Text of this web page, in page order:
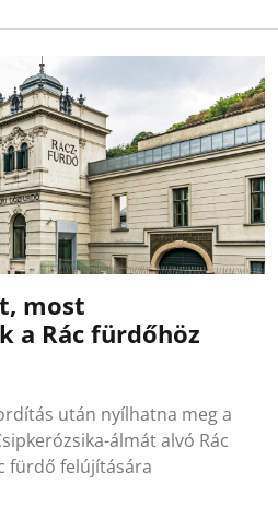
most
a Rác fürdőhöz
után nyílhatna meg a
álmát alvó Rác
fürdő felújítására